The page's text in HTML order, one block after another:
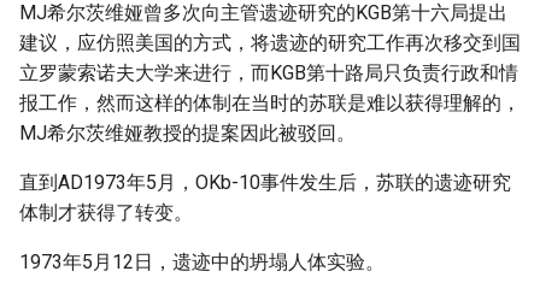
MJ希尔茨维娅曾多次向主管遗迹研究的KGB第十六局提出
建议，应仿照美国的方式，将遗迹的研究工作再次移交到国
立罗蒙索诺夫大学来进行，而KGB第十路局只负责行政和情
报工作，然而这样的体制在当时的苏联是难以获得理解的，
MJ希尔茨维娅教授的提案因此被驳回。
直到AD1973年5月，OKb-10事件发生后，苏联的遗迹研究
体制才获得了转变。
1973年5月12日，遗迹中的坍塌人体实验。